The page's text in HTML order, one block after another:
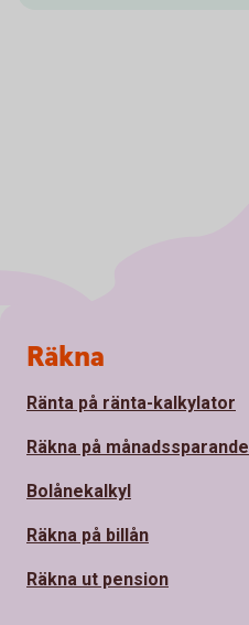
Sidfot
Räkna
Ränta på ränta-kalkylator
Räkna på månadssparande
Bolånekalkyl
Räkna på billån
Räkna ut pension